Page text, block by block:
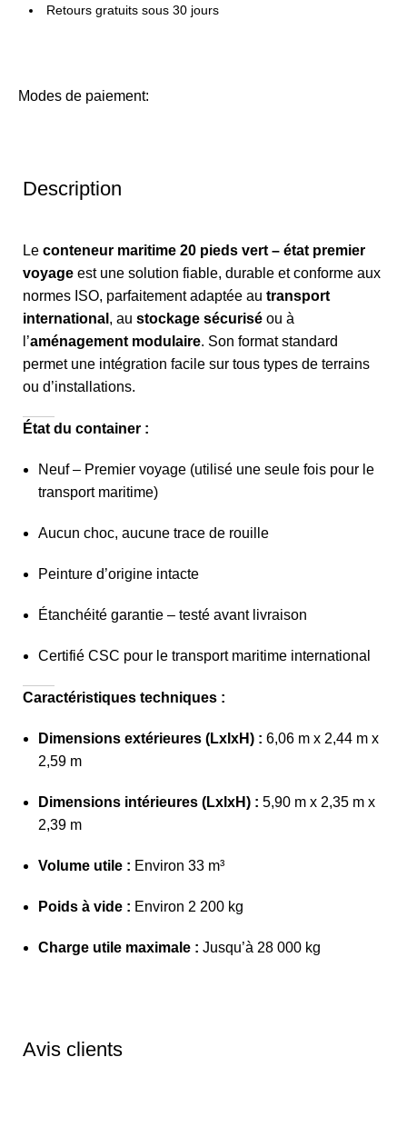
Retours gratuits sous 30 jours
Modes de paiement:
Description
Le conteneur maritime 20 pieds vert – état premier
voyage est une solution fiable, durable et conforme aux
normes ISO, parfaitement adaptée au transport
international , au stockage sécurisé ou à
l’aménagement modulaire. Son format standard
permet une intégration facile sur tous types de terrains
ou d’installations.
État du container :
Neuf – Premier voyage (utilisé une seule fois pour le
transport maritime)
Aucun choc, aucune trace de rouille
Peinture d’origine intacte
Étanchéité garantie – testé avant livraison
Certifié CSC pour le transport maritime international
Caractéristiques techniques :
Dimensions extérieures (LxlxH) : 6,06 m x 2,44 m x
2,59 m
Dimensions intérieures (LxlxH) : 5,90 m x 2,35 m x
2,39 m
Volume utile : Environ 33 m³
Poids à vide : Environ 2 200 kg
Charge utile maximale : Jusqu’à 28 000 kg
Avis clients